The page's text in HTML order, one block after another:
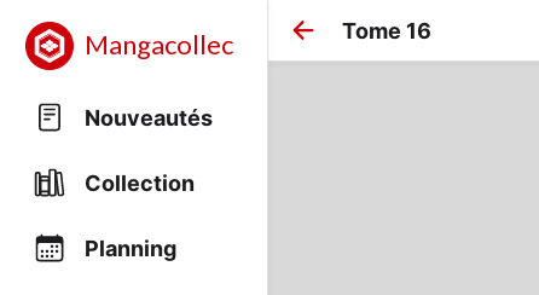
Mangacollec
Nouveautés
Collection
Planning
Tome 16